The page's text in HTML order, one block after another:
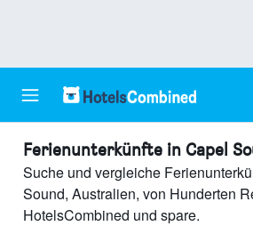
Ferienunterkünfte in Capel
Suche und vergleiche
Sound, Australien, von Hunderten
HotelsCombined und spare.